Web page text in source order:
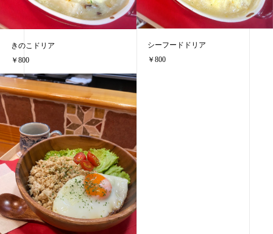
きのこドリア
￥800
シーフードドリア
￥800